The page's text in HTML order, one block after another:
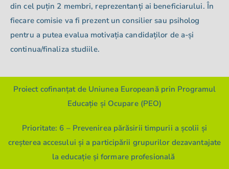
din cel puțin 2 membri, reprezentanți ai beneficiarului. În
fiecare comisie va fi prezent un consilier sau psiholog
pentru a putea evalua motivațiacandidaților de a-și
continua/finaliza studiile.
Proiect cofinanțat de Uniunea Europeană prin Programul
Educație și Ocupare (PEO)
Prioritate: 6 – Prevenirea părăsirii timpurii a școlii și
creșterea accesului și a participării grupurilor dezavantajate
la educație și formare profesională